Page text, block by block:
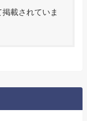
載されていま